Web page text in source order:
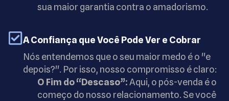
sua maior garantia contra o amadorismo.
A Confiança que Você Pode Ver e Cobrar
Nós entendemos que o seu maior medo é o "e
depois?". Por isso, nosso compromisso é claro:
O Fim do “Descaso”:Aqui, o pós-venda é o
começo do nosso relacionamento. Se você